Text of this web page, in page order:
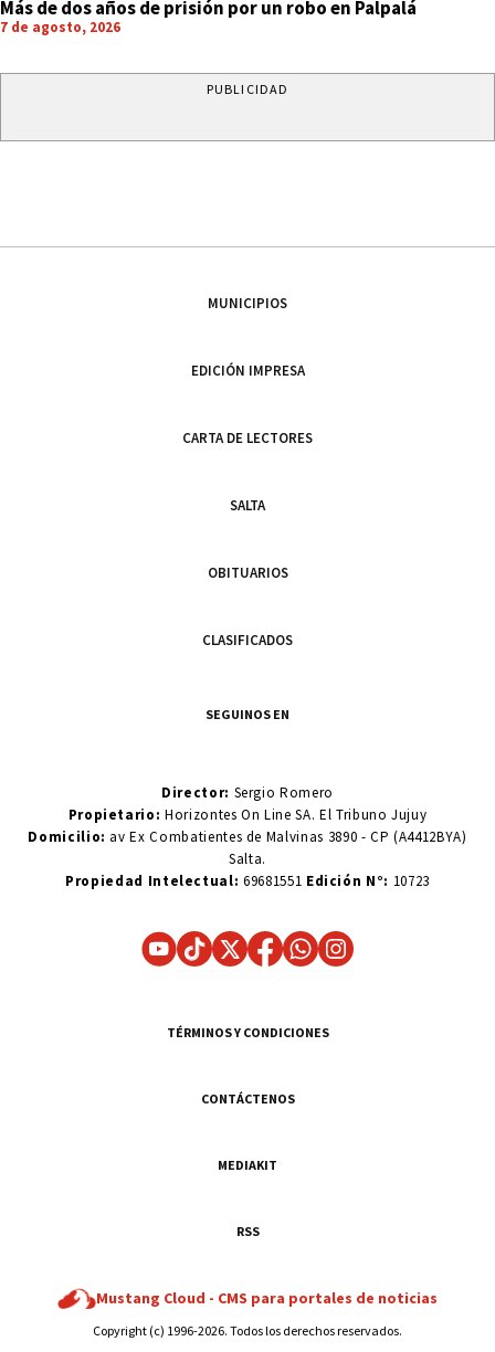
Más de dos años de prisión por un robo en Palpalá
7 de agosto, 2026
PUBLICIDAD
MUNICIPIOS
EDICIÓN IMPRESA
CARTA DE LECTORES
SALTA
OBITUARIOS
CLASIFICADOS
SEGUINOS EN
Director: Sergio Romero
Propietario:Horizontes On Line SA. El Tribuno Jujuy
Domicilio: av Ex Combatientes de Malvinas 3890 - CP (A4412BYA)
Salta.
Propiedad Intelectual: 69681551 Edición N°: 10723
TÉRMINOS Y CONDICIONES
CONTÁCTENOS
MEDIAKIT
RSS
Mustang Cloud - CMS para portales de noticias
Copyright (c) 1996-2026. Todos los derechos reservados.